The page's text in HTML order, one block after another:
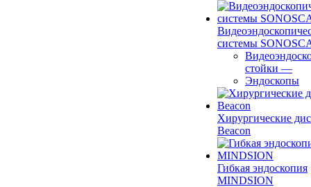
системы
стойки —
Эндоскопы
Хирургические
Beacon
Гибкая эндоскопия
MINDSION